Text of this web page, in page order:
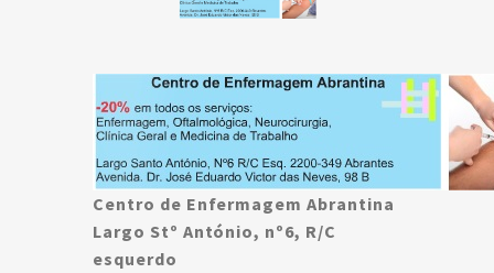
Centro de Enfermagem Abrantina
Largo Stº António, nº6, R/C
esquerdo